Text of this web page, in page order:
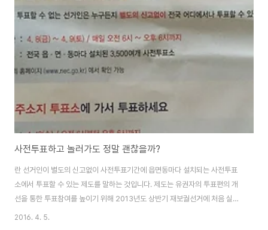
가의 역할을 해 하였습니다. 20대 총선으로 새누리당의 독주가 무너졌지만, 원
내 4당 중 어느 정당도 압도적인 지지를 해주지는 않았습니다. 진보 개혁진영
을 지지했던 많은 국민들은 대통..
사전투표하고 놀러가도 정말 괜찮을까?
란 선거인이 별도의 신고없이 사전투표기간에 읍면동마다 설치되는 사전투표
소에서 투표할 수 있는 제도를 말하는 것입니다. 제도는 유권자의 투표편의 개
선을 통한 투표참여를 높이기 위해 2013년도 상반기 재보궐선거에 처음 실시
되었고, 2014년 제 6회 전국동시지방선거에서 전국적으로 확대 실시 되었습
2016. 4. 5.